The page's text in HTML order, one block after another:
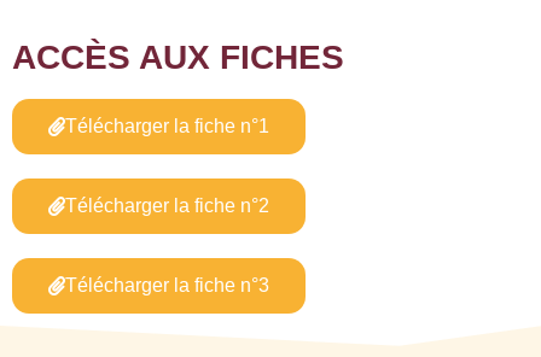
ACCÈS AUX FICHES
Télécharger la fiche n°1
Télécharger la fiche n°2
Télécharger la fiche n°3